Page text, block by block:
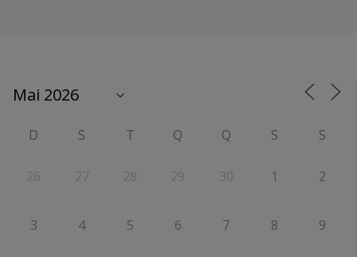
D S T Q Q S S
26 27 28 29 30 1 2
3 4 5 6 7 8 9